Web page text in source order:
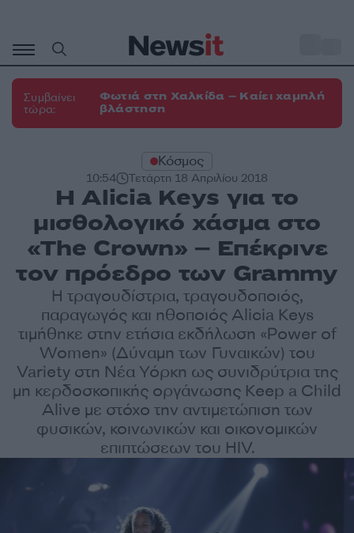
περιεχόμενο
Συμβαίνει
τώρα:
Φωτιά στη Χαλκίδα – Καίει χαμηλή
βλάστηση
Κόσμος
10:54 Τετάρτη 18 Απριλίου 2018
Η Alicia Keys για το
μισθολογικό χάσμα στο
«The Crown» – Επέκρινε
τον πρόεδρο των Grammy
Η τραγουδίστρια, τραγουδοποιός,
παραγωγός και ηθοποιός Alicia Keys
τιμήθηκε στην ετήσια εκδήλωση «Power of
Women» (Δύναμη των Γυναικών) του
Variety στη Νέα Υόρκη ως συνιδρύτρια της
μη κερδοσκοπικής οργάνωσης Keep a Child
Alive με στόχο την αντιμετώπιση των
φυσικών, κοινωνικών και οικονομικών
επιπτώσεων του HIV.